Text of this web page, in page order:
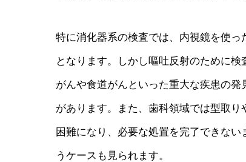
特に消化器系の検査では、内視鏡を使っ
となります。しかし嘔吐反射のために検
がんや食道がんといった重大な疾患の発
があります。また、歯科領域では型取
困難になり、必要な処置を完了できない
うケースも見られます。